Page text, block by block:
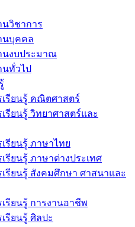
นวิชาการ
นบุคคล
นงบประมาณ
นทั่วไป
รียนรู้ คณิตศาสตร์
รียนรู้ วิทยาศาสตร์และ
รียนรู้ ภาษาไทย
รียนรู้ ภาษาต่างประเทศ
รียนรู้ สังคมศึกษา ศาสนาและ
รียนรู้ การงานอาชีพ
รียนรู้ ศิลปะ